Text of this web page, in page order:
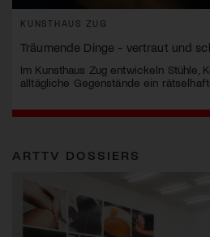
KUNSTHAUS ZUG
Träumende Dinge - vertraut und
Im Kunsthaus Zug entwickeln Stühle,
alltägliche Gegenstände ein
ARTTV DOSSIERS